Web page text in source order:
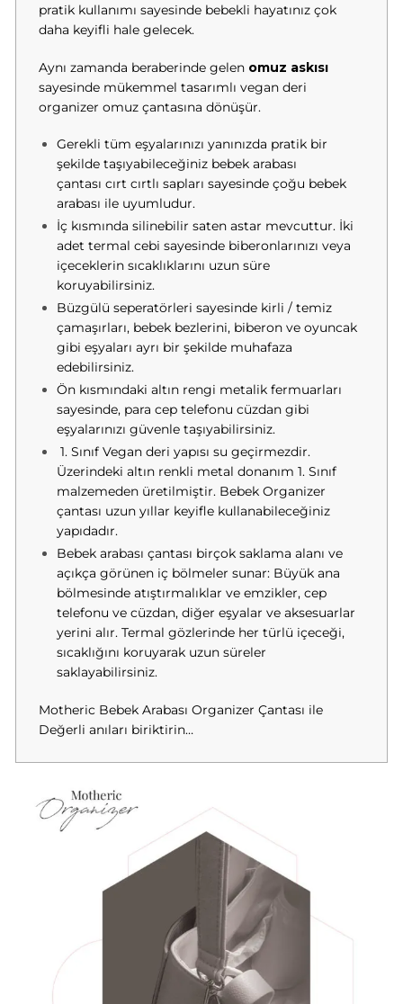
pratik kullanımı sayesinde bebekli hayatınız çok
daha keyifli hale gelecek.
Aynı zamanda beraberinde gelen omuz askısı
sayesinde mükemmel tasarımlı vegan deri
organizer omuz çantasına dönüşür.
Gerekli tüm eşyalarınızı yanınızda pratik bir
şekilde taşıyabileceğiniz bebek arabası
çantası cırt cırtlı sapları sayesinde çoğu bebek
arabası ile uyumludur.
İç kısmında silinebilir saten astar mevcuttur. İki
adet termal cebi sayesinde biberonlarınızı veya
içeceklerin sıcaklıklarını uzun süre
koruyabilirsiniz.
Büzgülü seperatörleri sayesinde kirli / temiz
çamaşırları, bebek bezlerini, biberon ve oyuncak
gibi eşyaları ayrı bir şekilde muhafaza
edebilirsiniz.
Ön kısmındaki altın rengi metalik fermuarları
sayesinde, para cep telefonu cüzdan gibi
eşyalarınızı güvenle taşıyabilirsiniz.
1. Sınıf Vegan deri yapısı su geçirmezdir.
Üzerindeki altın renkli metal donanım 1. Sınıf
malzemeden üretilmiştir. Bebek Organizer
çantası uzun yıllar keyifle kullanabileceğiniz
yapıdadır.
Bebek arabası çantası birçok saklama alanı ve
açıkça görünen iç bölmeler sunar: Büyük ana
bölmesinde atıştırmalıklar ve emzikler, cep
telefonu ve cüzdan, diğer eşyalar ve aksesuarlar
yerini alır. Termal gözlerinde her türlü içeceği,
sıcaklığını koruyarak uzun süreler
saklayabilirsiniz.
Motheric Bebek Arabası Organizer Çantası ile
Değerli anıları biriktirin…